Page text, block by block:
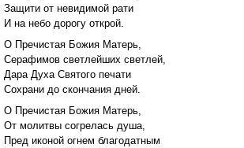
Защити от невидимой рати
И на небо дорогу открой.
О Пречистая Божия Матерь,
Серафимов светлейших светлей,
Дара Духа Святого печати
Сохрани до скончания дней.
О Пречистая Божия Матерь,
От молитвы согрелась душа,
Пред иконой огнем благодатным